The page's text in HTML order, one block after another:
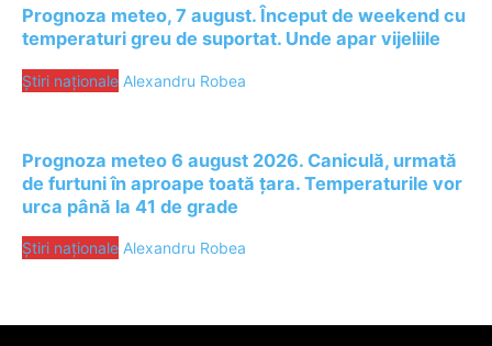
Prognoza meteo, 7 august. Început de weekend cu
temperaturi greu de suportat. Unde apar vijeliile
Știri naționale Alexandru Robea
Prognoza meteo 6 august 2026. Caniculă, urmată
de furtuni în aproape toată țara. Temperaturile vor
urca până la 41 de grade
Știri naționale Alexandru Robea